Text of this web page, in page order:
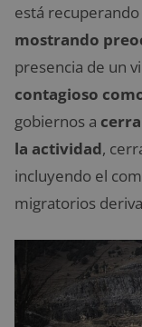
está
mostrando
presencia de un
contagioso
gobiernos a
la actividad,
incluyendo el
migratorios